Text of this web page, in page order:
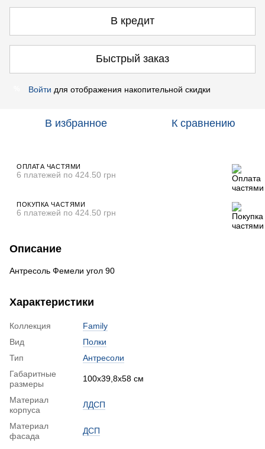
В кредит
Быстрый заказ
Войти для отображения накопительной скидки
В избранное К сравнению
ОПЛАТА ЧАСТЯМИ
6 платежей по 424.50 грн
ПОКУПКА ЧАСТЯМИ
6 платежей по 424.50 грн
Описание
Антресоль Фемели угол 90
Характеристики
Коллекция
Family
Вид
Полки
Тип
Антресоли
Габаритные
размеры
100x39,8x58 см
Материал
корпуса
ЛДСП
Материал
фасада
ДСП